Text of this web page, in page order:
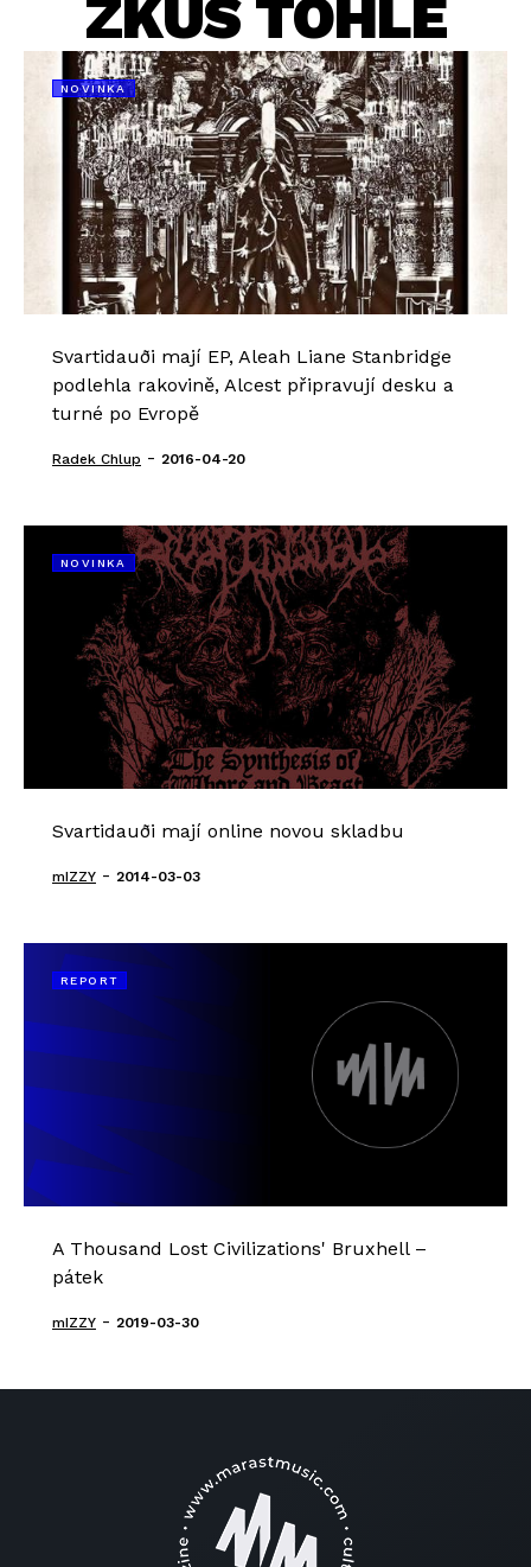
ZKUS TOHLE
NOVINKA
Svartidauði mají EP, Aleah Liane Stanbridge
podlehla rakovině, Alcest připravují desku a
turné po Evropě
Radek Chlup - 2016-04-20
NOVINKA
Svartidauði mají online novou skladbu
mIZZY - 2014-03-03
REPORT
A Thousand Lost Civilizations' Bruxhell –
pátek
mIZZY - 2019-03-30